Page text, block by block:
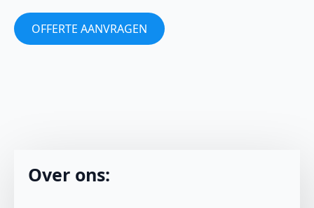
OFFERTE AANVRAGEN
Over ons: